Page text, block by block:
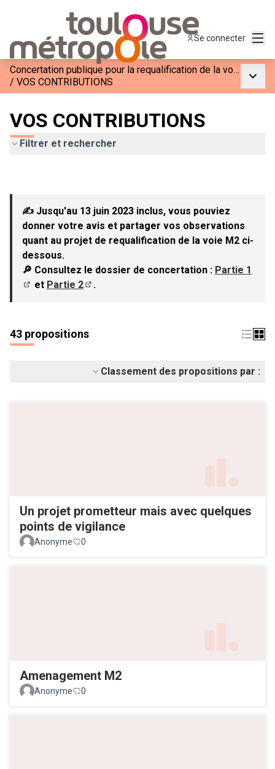
Se connecter
Concertation publique pour la requalification de la voie M2
/ VOS CONTRIBUTIONS
VOS CONTRIBUTIONS
Filtrer et rechercher
✍ Jusqu'au 13 juin 2023 inclus, vous pouviez
donner votre avis et partager vos observations
quant au projet de requalification de la voie M2 ci-
dessous.
🔎 Consultez le dossier de concertation : Partie 1
et Partie 2
.
43 propositions
Classement des propositions par :
Un projet prometteur mais avec quelques
points de vigilance
Anonyme 0
Amenagement M2
Anonyme 0